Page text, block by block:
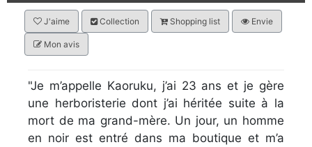
J'aime Collection Shopping list Envie
Mon avis
"Je m’appelle Kaoruku, j’ai 23 ans et je gère
une herboristerie dont j’ai héritée suite à la
mort de ma grand-mère. Un jour, un homme
en noir est entré dans ma boutique et m’a